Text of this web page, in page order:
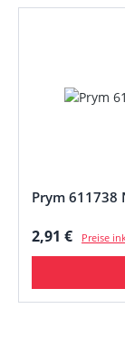
Prym 611738
Regulärer
2,91 € Preise